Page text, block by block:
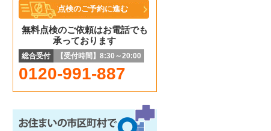
無料点検のご依頼はお電話でも
承っております
総合受付 【受付時間】8:30～20:00
0120-991-887